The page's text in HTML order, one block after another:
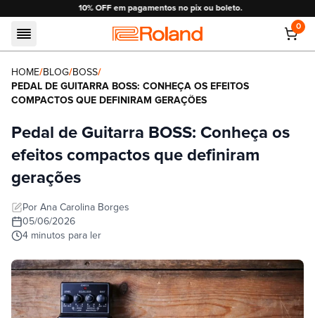
10% OFF em pagamentos no pix ou boleto.
Roland
0
HOME/BLOG/BOSS/
PEDAL DE GUITARRA BOSS: CONHEÇA OS EFEITOS
COMPACTOS QUE DEFINIRAM GERAÇÕES
Pedal de Guitarra BOSS: Conheça os
efeitos compactos que definiram
gerações
Por Ana Carolina Borges
05/06/2026
Tempo de leitura
4 minutos para ler